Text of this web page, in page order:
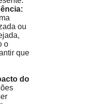
ou
o
que
do